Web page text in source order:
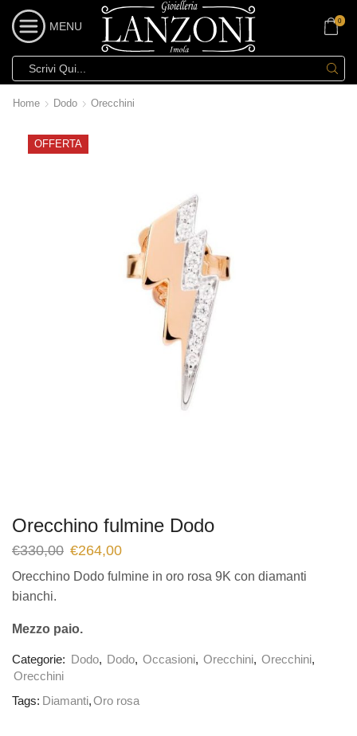
MENU 0
Home Dodo Orecchini
OFFERTA
Orecchino fulmine Dodo
€330,00 €264,00
Orecchino Dodo fulmine in oro rosa 9K con diamanti
bianchi.
Mezzo paio.
Categorie: Dodo, Dodo, Occasioni, Orecchini, Orecchini,
Orecchini
Tags: Diamanti,Oro rosa